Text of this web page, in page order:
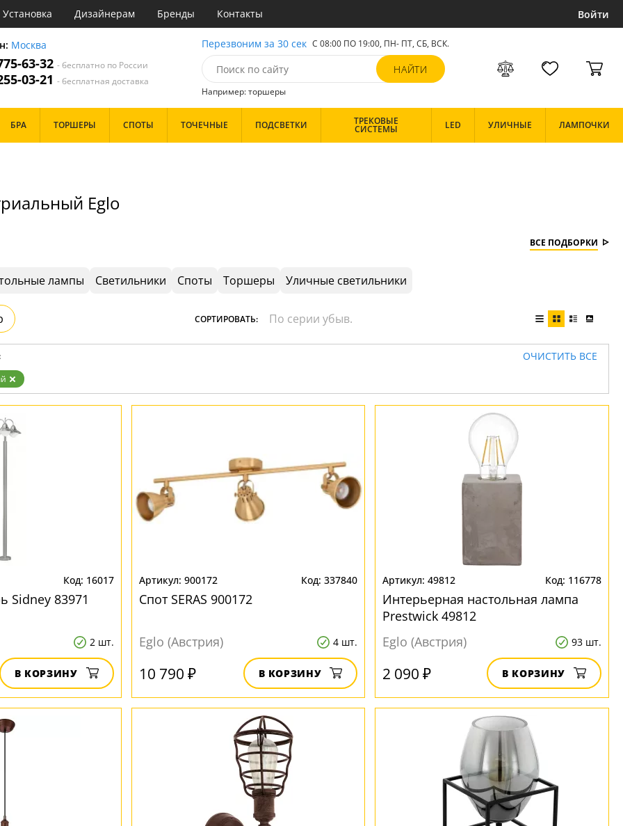
Установка Дизайнерам Бренды Контакты Войти
Москва
63-32- бесплатно по России
03-21- бесплатная доставка
Перезвоним за 30 сек С 08:00 ПО 19:00, ПН- ПТ, СБ, ВСК.
Например: торшеры
Черные
БРА ТОРШЕРЫ СПОТЫ ТОЧЕЧНЫЕ ПОДСВЕТКИ ТРЕКОВЫЕ
СИСТЕМЫ LED УЛИЧНЫЕ ЛАМПОЧКИ
Eglo
ВСЕ ПОДБОРКИ
лампы Светильники Споты Торшеры Уличные светильники
СОРТИРОВАТЬ:
ОЧИСТИТЬ ВСЕ
16017
Sidney 83971
2 шт.
В КОРЗИНУ
900172 337840
Спот SERAS 900172
Eglo (Австрия) 4 шт.
10 790 ₽ В КОРЗИНУ
49812 116778
Интерьерная настольная лампа
Prestwick 49812
Eglo (Австрия)
93 шт.
2 090 ₽ В КОРЗИНУ